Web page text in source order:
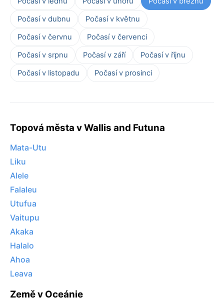
Počasí v dubnu
Počasí v květnu
Počasí v červnu
Počasí v červenci
Počasí v srpnu
Počasí v září
Počasí v říjnu
Počasí v listopadu
Počasí v prosinci
Topová města v Wallis and Futuna
Mata-Utu
Liku
Alele
Falaleu
Utufua
Vaitupu
Akaka
Halalo
Ahoa
Leava
Země v Oceánie